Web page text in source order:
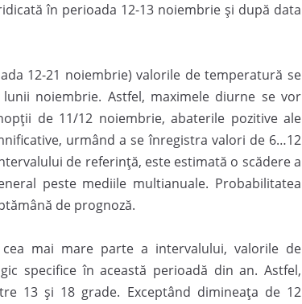
în perioada 12-13 noiembrie și după data
12-21 noiembrie) valorile de temperatură se
noiembrie. Astfel, maximele diurne se vor
de 11/12 noiembrie, abaterile pozitive ale
urmând a se înregistra valori de 6…12
de referință, este estimată o scădere a
peste mediile multianuale. Probabilitatea
de prognoză.
mai mare parte a intervalului, valorile de
specifice în această perioadă din an. Astfel,
13 și 18 grade. Exceptând dimineața de 12